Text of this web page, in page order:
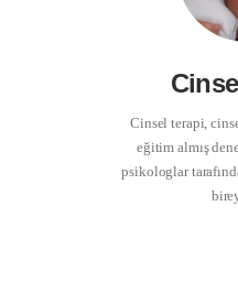
Cinsel terapi,
eğitim almış
psikologlar